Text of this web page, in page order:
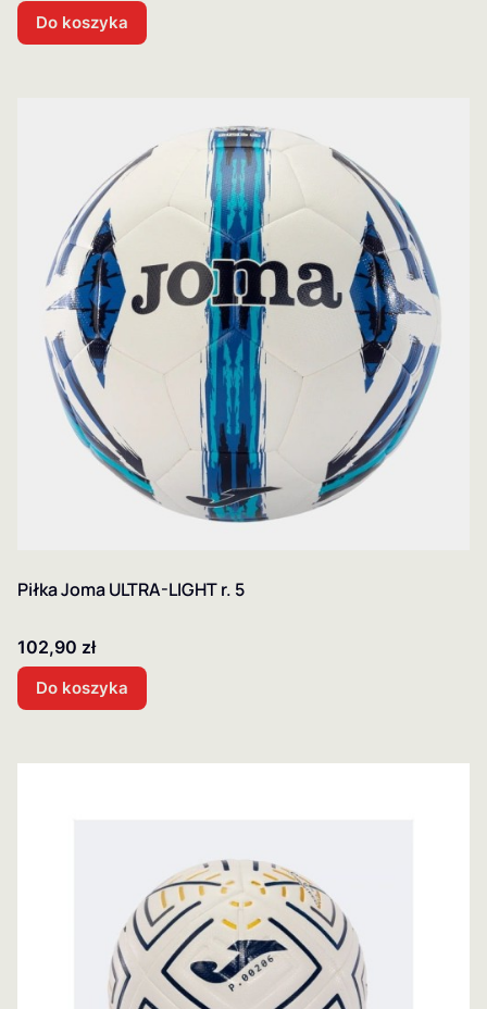
Do koszyka
Piłka Joma ULTRA-LIGHT r. 5
Cena
102,90 zł
Do koszyka